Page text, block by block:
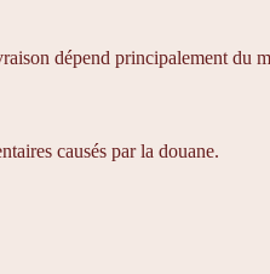
dépend principalement du
causés par la douane.